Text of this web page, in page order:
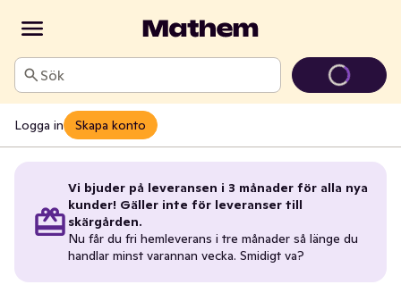
Sök
Logga in Skapa konto
Vi bjuder på leveransen i 3 månader för alla nya
kunder! Gäller inte för leveranser till
skärgården.
Nu får du fri hemleverans i tre månader så länge du
handlar minst varannan vecka. Smidigt va?